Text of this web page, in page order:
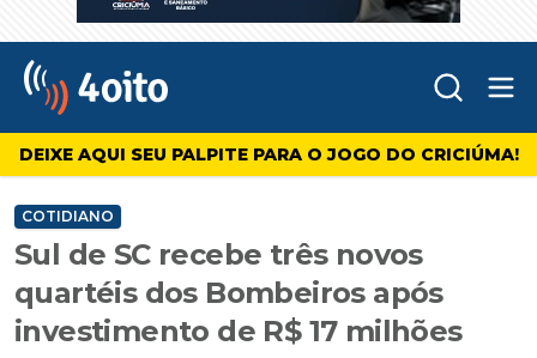
4oito
DEIXE AQUI SEU PALPITE PARA O JOGO DO CRICIÚMA!
COTIDIANO
Sul de SC recebe três novos
quartéis dos Bombeiros após
investimento de R$ 17 milhões